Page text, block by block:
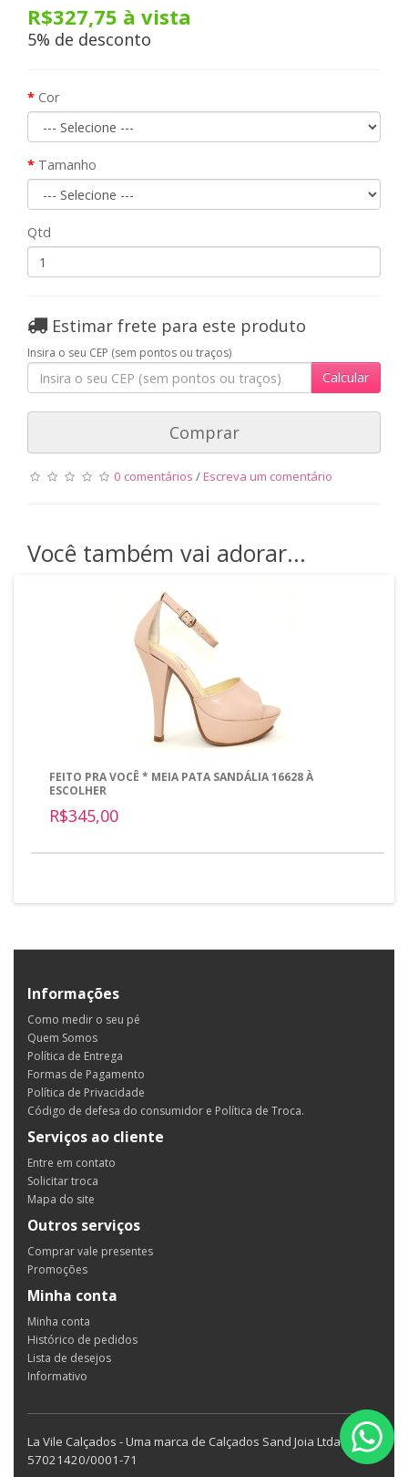
R$327,75 à vista
5% de desconto
Cor
Tamanho
Qtd
Estimar frete para este produto
Insira o seu CEP (sem pontos ou traços)
Calcular
Comprar
0 comentários / Escreva um comentário
Você também vai adorar...
FEITO PRA VOCÊ * MEIA PATA SANDÁLIA 16628 À
ESCOLHER
R$345,00
Informações
Como medir o seu pé
Quem Somos
Política de Entrega
Formas de Pagamento
Política de Privacidade
Código de defesa do consumidor e Política de Troca.
Serviços ao cliente
Entre em contato
Solicitar troca
Mapa do site
Outros serviços
Comprar vale presentes
Promoções
Minha conta
Minha conta
Histórico de pedidos
Lista de desejos
Informativo
La Vile Calçados - Uma marca de Calçados Sand Joia Ltda CNPJ
57021420/0001-71